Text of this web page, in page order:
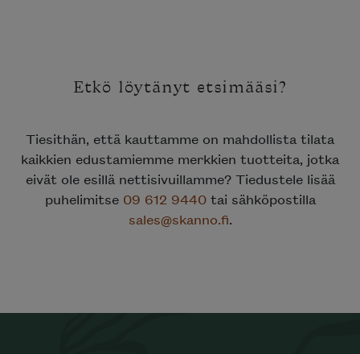
Etkö löytänyt etsimääsi?
Tiesithän, että kauttamme on mahdollista tilata
kaikkien edustamiemme merkkien tuotteita, jotka
eivät ole esillä nettisivuillamme? Tiedustele lisää
puhelimitse 09 612 9440tai sähköpostilla
sales@skanno.fi.